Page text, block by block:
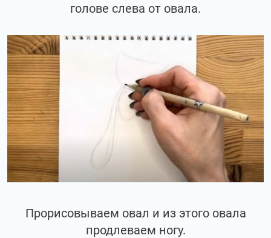
голове слева от овала.
Прорисовываем овал и из этого овала
продлеваем ногу.